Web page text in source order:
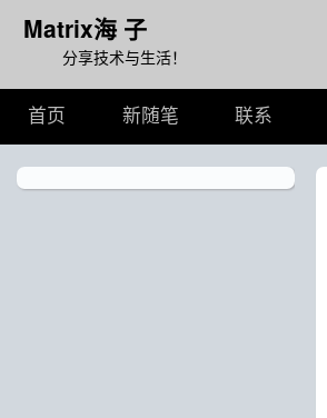
Matrix海 子
分享技术与生活！
首页 新随笔 联系